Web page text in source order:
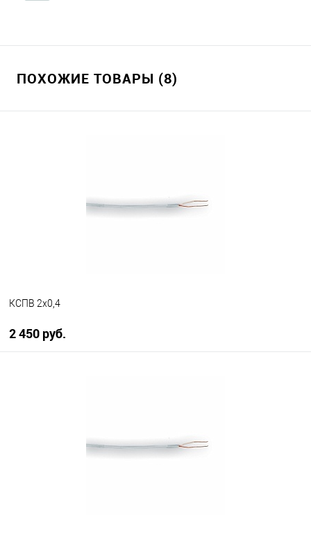
ПОХОЖИЕ ТОВАРЫ (8)
КСПВ 2х0,4
2 450 руб.